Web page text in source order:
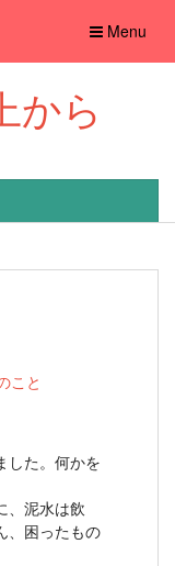
Toggle
Menu
から
こと
した。何かを
、泥水は飲
、困ったもの